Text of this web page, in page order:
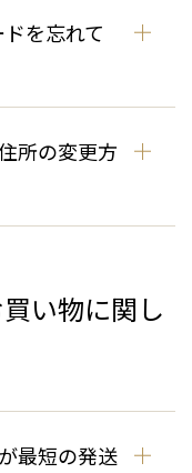
を忘れて
所の変更方
い物に関し
最短の発送